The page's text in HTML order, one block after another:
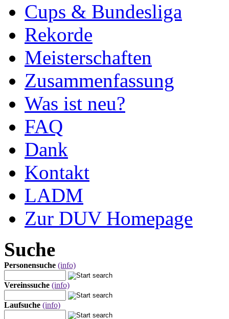
Cups & Bundesliga
Rekorde
Meisterschaften
Zusammenfassung
Was ist neu?
FAQ
Dank
Kontakt
LADM
Zur DUV Homepage
Suche
Personensuche (info)
Vereinssuche (info)
Laufsuche (info)